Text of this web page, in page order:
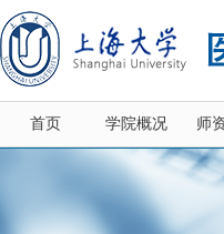
首页 学院概况 师